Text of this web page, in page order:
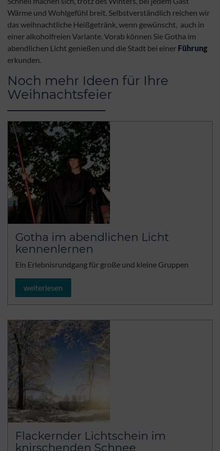
Wärme und Wohlgefühl breit. Selbstverständlich reichen wir
das weihnachtliche Heißgetränk, wenn gewünscht, auch in
einer alkoholfreien Variante. Vorab können Sie Gotha im
abendlichen Licht genießen und die Stadt bei einer Führung
erkunden.
Noch mehr Ideen für Ihre
Weihnachtsfeier
Gotha im abendlichen Licht
kennenlernen
Ein Erlebnisrundgang für große und kleine Gruppen
weiterlesen
Flackernder Lichtschein im
knirschenden Schnee